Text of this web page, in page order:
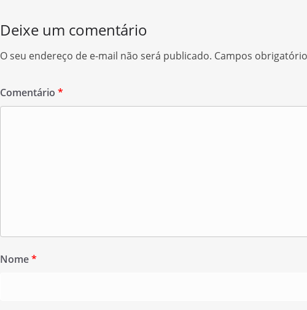
o
k
Deixe um comentário
O seu endereço de e-mail não será publicado. Campos
Comentário *
Nome*